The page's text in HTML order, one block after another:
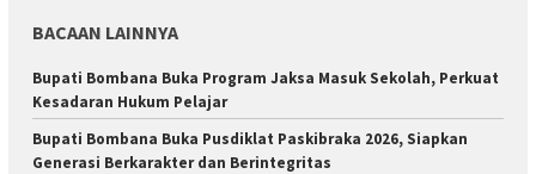
BACAAN LAINNYA
Bupati Bombana Buka Program Jaksa Masuk Sekolah, Perkuat
Kesadaran Hukum Pelajar
Bupati Bombana Buka Pusdiklat Paskibraka 2026, Siapkan
Generasi Berkarakter dan Berintegritas